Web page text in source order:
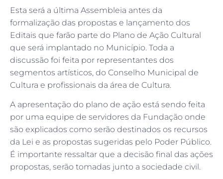
Esta será a última Assembleia antes da
formalização das propostas e lançamento dos
Editais que farão parte do Plano de Ação Cultural
que será implantado no Município. Toda a
discussão foi feita por representantes dos
segmentos artísticos, do Conselho Municipal de
Cultura e profissionais da área de Cultura.
A apresentação do plano de ação está sendo feita
por uma equipe de servidores da Fundação onde
são explicados como serão destinados os recursos
da Lei e as propostas sugeridas pelo Poder Público.
É importante ressaltar que a decisão final das ações
propostas, serão tomadas junto a sociedade civil.